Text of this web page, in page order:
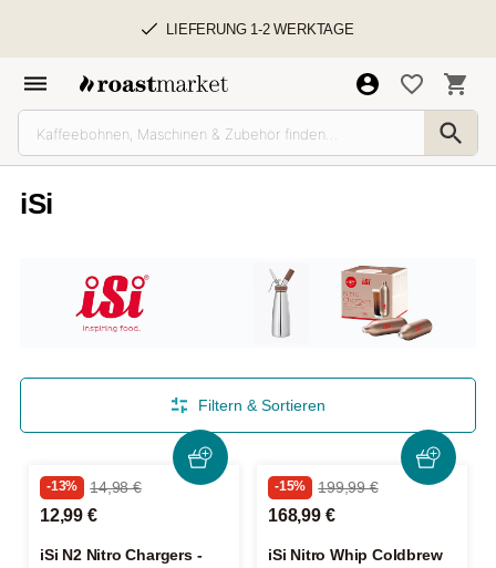
LIEFERUNG 1-2 WERKTAGE
iSi
Filtern & Sortieren
-13% 14,98 €
12,99 €
iSi N2 Nitro Chargers -
-15% 199,99 €
168,99 €
iSi Nitro Whip Coldbrew